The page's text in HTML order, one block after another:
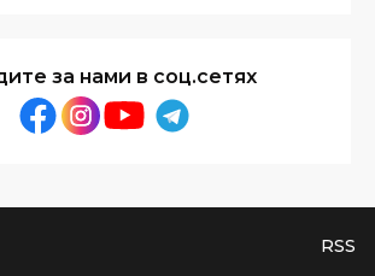
за нами в соц.сетях
RSS